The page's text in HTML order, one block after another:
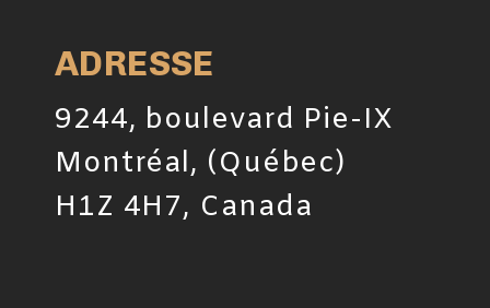
ADRESSE
9244, boulevard Pie-IX
Montréal, (Québec)
H1Z 4H7, Canada